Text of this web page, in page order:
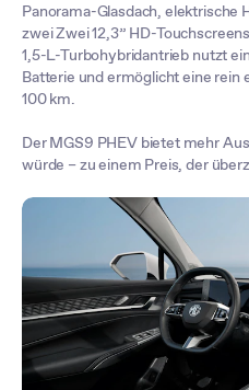
Panorama-Glasdach, elektrische
zwei Zwei 12,3” HD-
1,5-L-Turbohybridantrieb nutzt
Batterie und ermöglicht eine rein
100 km.
Der MGS9 PHEV bietet mehr
würde – zu einem Preis, der